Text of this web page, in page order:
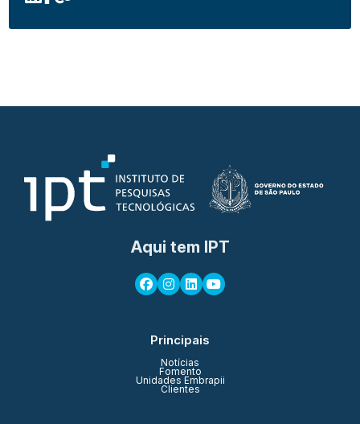
Aqui tem IPT
Principais
Notícias
Fomento
Unidades Embrapii
Clientes